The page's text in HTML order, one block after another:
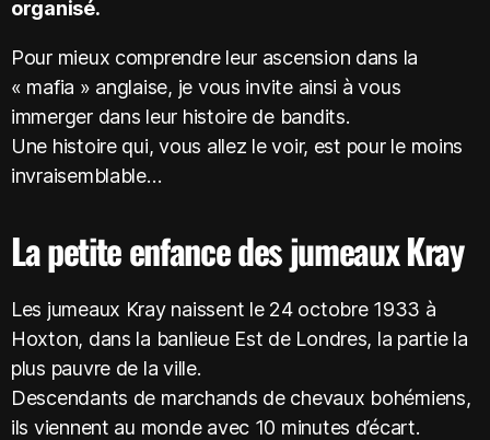
organisé.
Pour mieux comprendre leur ascension dans la
« mafia » anglaise, je vous invite ainsi à vous
immerger dans leur histoire de bandits.
Une histoire qui, vous allez le voir, est pour le moins
invraisemblable…
La petite enfance des jumeaux Kray
Les jumeaux Kray naissent le 24 octobre 1933 à
Hoxton, dans la banlieue Est de Londres, la partie la
plus pauvre de la ville.
Descendants de marchands de chevaux bohémiens,
ils viennent au monde avec 10 minutes d’écart.